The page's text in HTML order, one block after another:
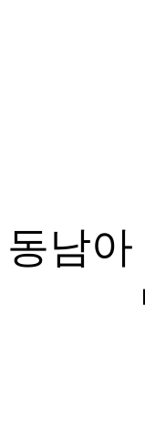
일
한
대
동남
말
태
필